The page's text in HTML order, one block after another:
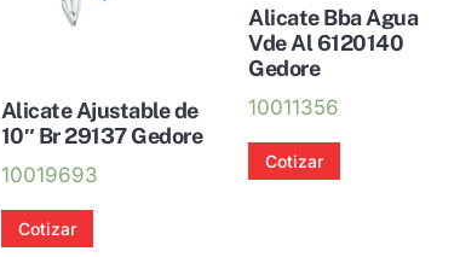
Alicate Ajustable de
10″ Br 29137 Gedore
10019693
Cotizar
Alicate Bba Agua
Vde Al 6120140
Gedore
10011356
Cotizar